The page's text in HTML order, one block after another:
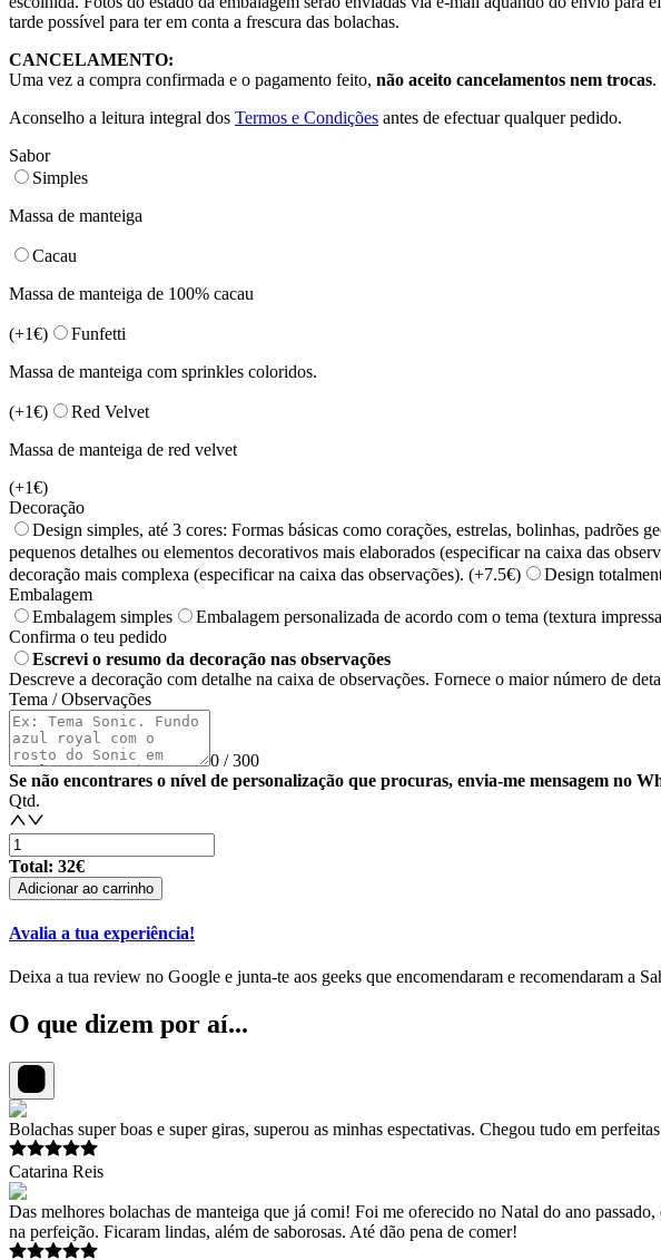
tarde possível para ter em conta a frescura das bolachas.
CANCELAMENTO:
Uma vez a compra confirmada e o pagamento feito, não aceito cancelamentos nem trocas.
Aconselho a leitura integral dos Termos e Condições antes de efectuar qualquer pedido.
Sabor
Simples
Massa de manteiga
Cacau
Massa de manteiga de 100% cacau
(+1€)
Funfetti
Massa de manteiga com sprinkles coloridos.
(+1€)
Red Velvet
Massa de manteiga de red velvet
(+1€)
Decoração
Design simples, até 3 cores: Formas básicas como corações, estrelas, bolinhas, padrões
pequenos detalhes ou elementos decorativos mais elaborados (especificar na caixa das
decoração mais complexa (especificar na caixa das observações). (+7.5€) Design
Embalagem
Embalagem simples
Embalagem personalizada de acordo com o tema (textura
Confirma o teu pedido
Escrevi o resumo da decoração nas observações
Descreve a decoração com detalhe na caixa de observações. Fornece o maior número de
Tema / Observações
0 / 300
Se não encontrares o nível de personalização que procuras, envia-me mensagem no
Qtd.
Total: 32€
Adicionar ao carrinho
Avalia a tua experiência!
Deixa a tua review no Google e junta-te aos geeks que encomendaram e recomendaram a
O que dizem por aí...
Bolachas super boas e super giras, superou as minhas espectativas. Chegou tudo em
Catarina Reis
Das melhores bolachas de manteiga que já comi! Foi me oferecido no Natal do ano
na perfeição. Ficaram lindas, além de saborosas. Até dão pena de comer!